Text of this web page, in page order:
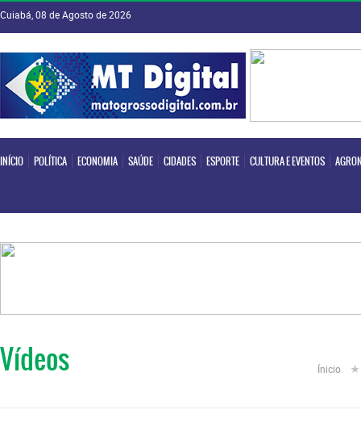
Cuiabá, 08 de Agosto de 2026
INÍCIO POLÍTICA ECONOMIA SAÚDE CIDADES ESPORTE CULTURA E EVENTOS
INÍCIO POLÍTICA ECONOMIA SAÚDE
Vídeos Ínicio